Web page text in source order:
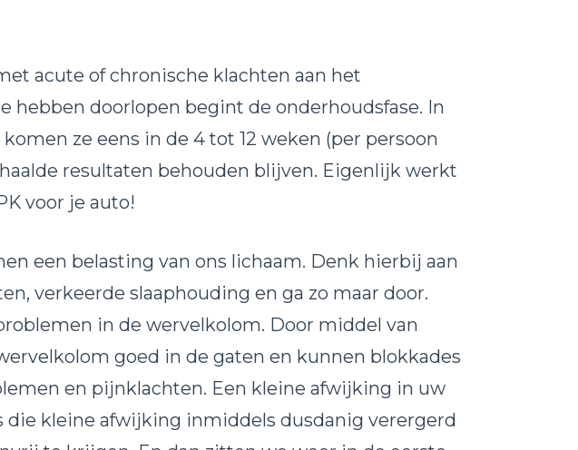
acute of chronische klachten aan het
hebben doorlopen begint de onderhoudsfase. In
ze eens in de 4 tot 12 weken (per persoon
resultaten behouden blijven. Eigenlijk werkt
voor je auto!
een belasting van ons lichaam. Denk hierbij aan
verkeerde slaaphouding en ga zo maar door.
in de wervelkolom. Door middel van
goed in de gaten en kunnen blokkades
en pijnklachten. Een kleine afwijking in uw
die kleine afwijking inmiddels dusdanig verergerd